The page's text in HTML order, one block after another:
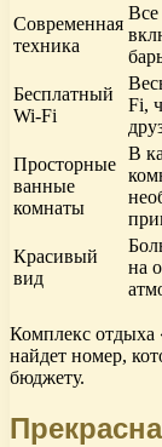
Современная
техника
Все
Бесплатный
Wi-Fi
Fi,
Просторные
ванные
комнаты
В
Красивый
вид
на
Комплекс отдыха
найдет номер,
бюджету.